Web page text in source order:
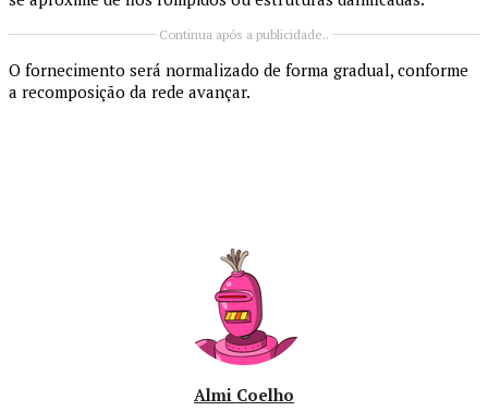
Continua após a publicidade..
O fornecimento será normalizado de forma gradual, conforme
a recomposição da rede avançar.
Almi Coelho